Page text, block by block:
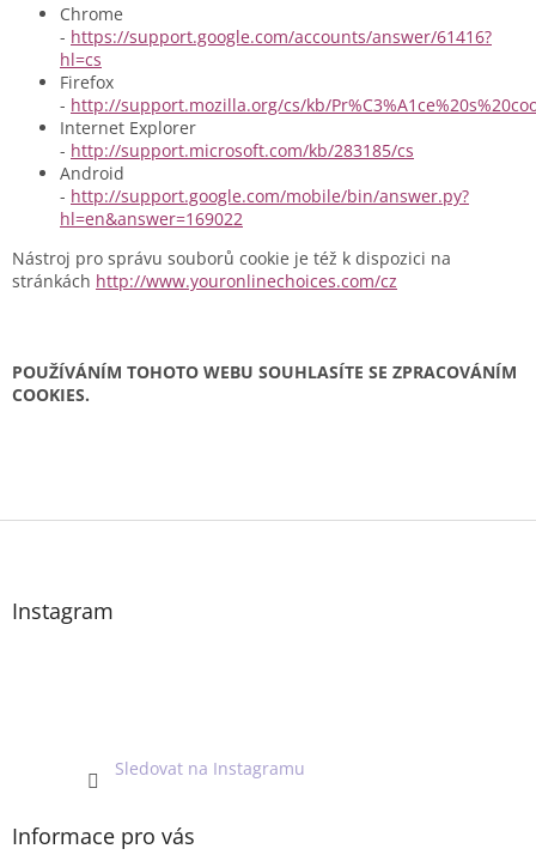
Chrome
- https://support.google.com/accounts/answer/61416?
hl=cs
Firefox
- http://support.mozilla.org/cs/kb/
Internet Explorer
- http://support.microsoft.com/kb/283185/cs
Android
- http://support.google.com/mobile/bin/answer.py?
hl=en&answer=169022
Nástroj pro správu souborů cookie je též k dispozici na
stránkách http://www.youronlinechoices.com/cz
POUŽÍVÁNÍM TOHOTO WEBU SOUHLASÍTE SE ZPRACOVÁNÍM
COOKIES.
Z
Instagram
Sledovat na Instagramu
Informace pro vás